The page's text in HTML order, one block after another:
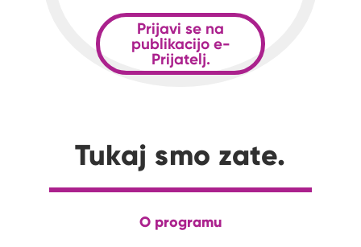
Prijavi se na
publikacijo e-
Prijatelj.
Tukaj smo zate.
O programu